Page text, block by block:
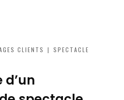
CLIENTS | SPECTACLE